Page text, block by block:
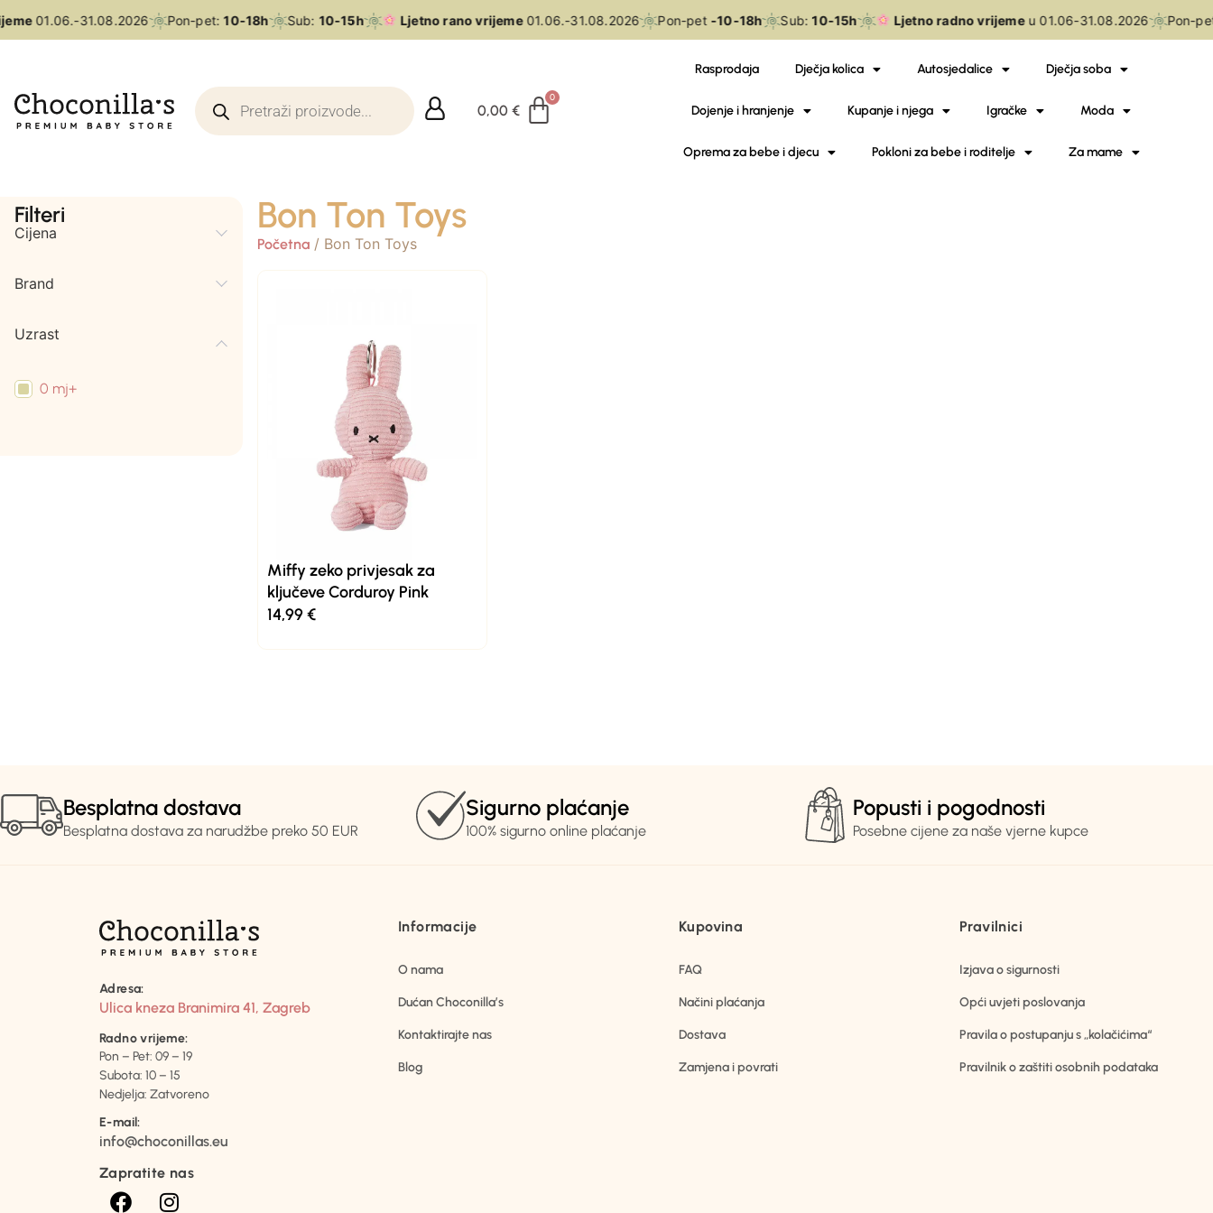
01.06.-31.08.2026 Pon-pet:10-18h Sub:10-15h Ljetno rano vrijeme01.06.-31.08.2026 Pon-pet-10-18h Sub:10-15h Ljetno radno vrijemeu 01.06-31.08.2026 Pon-
0,00€
Rasprodaja Dječja kolica Autosjedalice Dječja soba
Dojenje i hranjenje Kupanje i njega Igračke Moda
Oprema za bebe i djecu Pokloni za bebe i roditelje Za mame
Filteri
Cijena
Brand
Uzrast
0 mj+
Bon Ton Toys
Početna/ Bon Ton Toys
Miffy zeko privjesak za
ključeve Corduroy Pink
14,99€
Besplatna dostava
Besplatna dostava za narudžbe preko 50 EUR
Sigurno plaćanje
100% sigurno online plaćanje
Popusti i pogodnosti
Posebne cijene za naše vjerne kupce
Adresa:
Ulica kneza Branimira 41, Zagreb
Radno vrijeme:
Pon – Pet: 09 – 19
Subota: 10 – 15
Nedjelja: Zatvoreno
E-mail:
info@choconillas.eu
Zapratite nas
Informacije
O nama
Dućan Choconilla’s
Kontaktirajte nas
Blog
Kupovina
FAQ
Načini plaćanja
Dostava
Zamjena i povrati
Pravilnici
Izjava o sigurnosti
Opći uvjeti poslovanja
Pravila o postupanju s „kolačićima“
Pravilnik o zaštiti osobnih podataka